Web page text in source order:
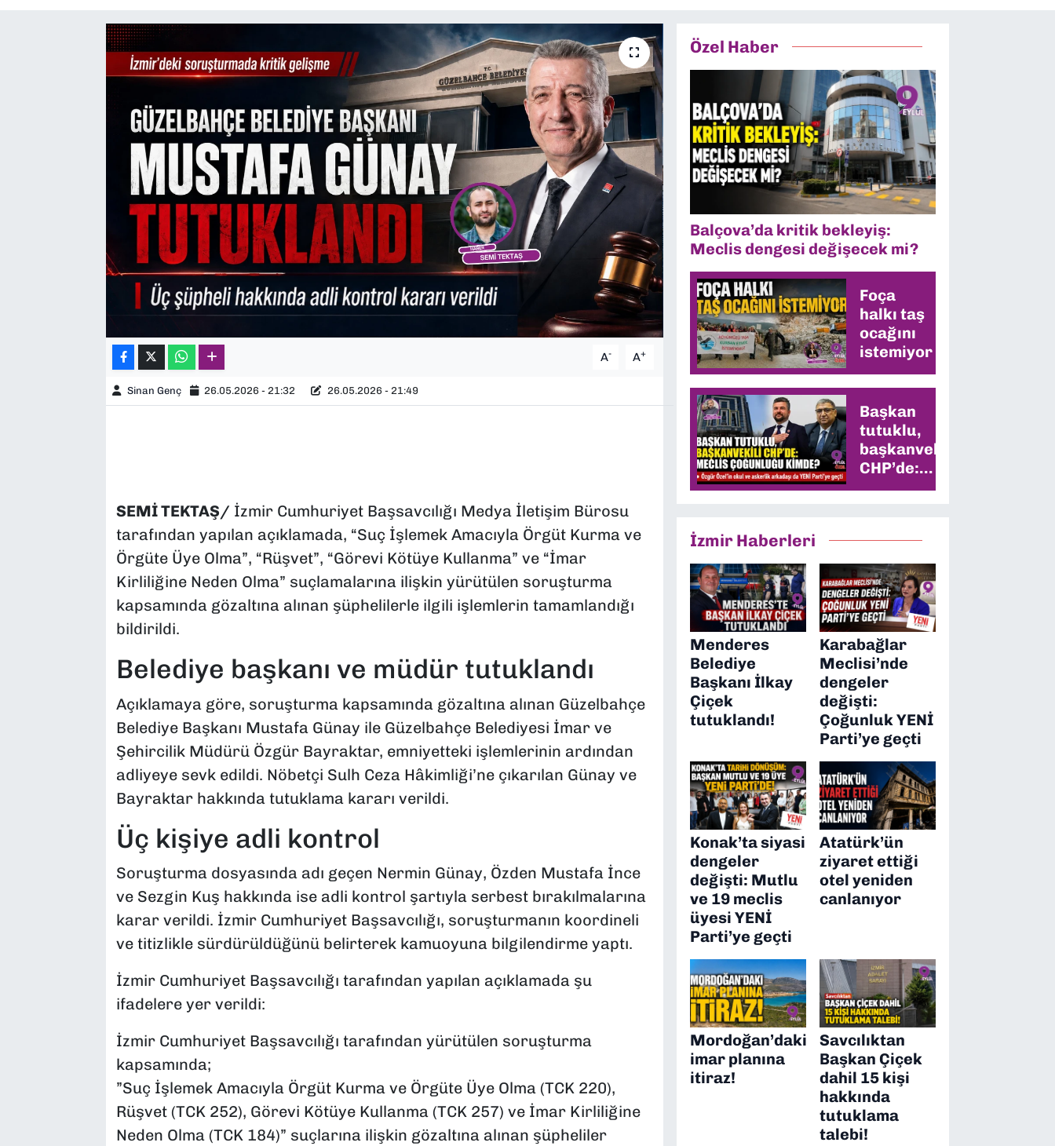
A- A+
Sinan Genç 26.05.2026 - 21:32 26.05.2026 - 21:49
SEMİ TEKTAŞ/ İzmir Cumhuriyet Başsavcılığı Medya İletişim Bürosu
tarafından yapılan açıklamada, “Suç İşlemek Amacıyla Örgüt Kurma ve
Örgüte Üye Olma”, “Rüşvet”, “Görevi Kötüye Kullanma” ve “İmar
Kirliliğine Neden Olma” suçlamalarına ilişkin yürütülen soruşturma
kapsamında gözaltına alınan şüphelilerle ilgili işlemlerin tamamlandığı
bildirildi.
Belediye başkanı ve müdür tutuklandı
Açıklamaya göre, soruşturma kapsamında gözaltına alınan Güzelbahçe
Belediye Başkanı Mustafa Günay ile Güzelbahçe Belediyesi İmar ve
Şehircilik Müdürü Özgür Bayraktar, emniyetteki işlemlerinin ardından
adliyeye sevk edildi. Nöbetçi Sulh Ceza Hâkimliği’ne çıkarılan Günay ve
Bayraktar hakkında tutuklama kararı verildi.
Üç kişiye adli kontrol
Soruşturma dosyasında adı geçen Nermin Günay, Özden Mustafa İnce
ve Sezgin Kuş hakkında ise adli kontrol şartıyla serbest bırakılmalarına
karar verildi. İzmir Cumhuriyet Başsavcılığı, soruşturmanın koordineli
ve titizlikle sürdürüldüğünü belirterek kamuoyuna bilgilendirme yaptı.
İzmir Cumhuriyet Başsavcılığı tarafından yapılan açıklamada şu
ifadelere yer verildi:
İzmir Cumhuriyet Başsavcılığı tarafından yürütülen soruşturma
kapsamında;
”Suç İşlemek Amacıyla Örgüt Kurma ve Örgüte Üye Olma (TCK 220),
Rüşvet (TCK 252), Görevi Kötüye Kullanma (TCK 257) ve İmar Kirliliğine
Neden Olma (TCK 184)” suçlarına ilişkin gözaltına alınan şüpheliler
Özel Haber
Balçova’da kritik bekleyiş:
Meclis dengesi değişecek mi?
Foça
halkı taş
ocağını
istemiyor
Başkan
tutuklu,
başkanvekili
CHP’de:
Meclis
İzmir Haberleri
Menderes
Belediye
Başkanı İlkay
Çiçek
tutuklandı!
Karabağlar
Meclisi’nde
dengeler
değişti:
Çoğunluk YENİ
Parti’ye geçti
Konak’ta siyasi
dengeler
değişti: Mutlu
ve 19 meclis
üyesi YENİ
Parti’ye geçti
Atatürk’ün
ziyaret ettiği
otel yeniden
canlanıyor
Mordoğan’daki
imar planına
itiraz!
Savcılıktan
Başkan Çiçek
dahil 15 kişi
hakkında
tutuklama
talebi!
TEKNOLOJİ
YEREL YÖNETİMLER